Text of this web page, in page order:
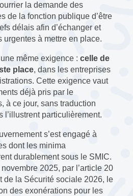
la demande des
de la fonction publique d’être
délais afin d’échanger et
urgentes à mettre en place.
même exigence :celle de
place, dans les entreprises
Cette exigence vaut
déjà pris par le
à ce jour, sans traduction
l’illustrent particulièrement.
s’est engagé à
dont les minima
durablement sous le SMIC.
2025, par l’article 20
de la Sécurité sociale 2026, le
des exonérations pour les